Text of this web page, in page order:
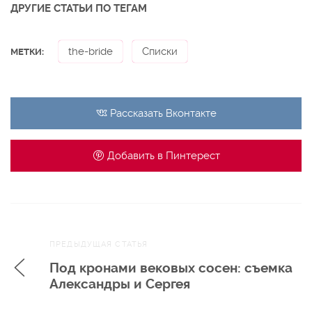
ДРУГИЕ СТАТЬИ ПО ТЕГАМ
МЕТКИ: the-bride Списки
Рассказать Вконтакте
Добавить в Пинтерест
НавигацияПРЕДЫДУЩАЯ СТАТЬЯ
Под кронами вековых сосен: съемка
Александры и Сергея